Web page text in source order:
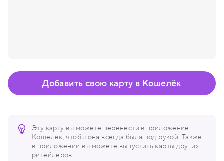
Эту карту вы можете перенести в приложение
Кошелёк, чтобы она всегда была под рукой. Также
в приложении вы можете выпустить карты других
ритейлеров.
Добавить свою карту в Кошелёк